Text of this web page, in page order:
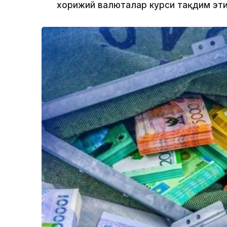
хорижий валюталар курси тақдим